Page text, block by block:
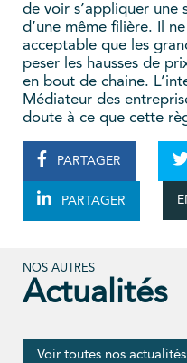
de voir s’appliquer une
d’une même filière. Il
acceptable que les
peser les hausses de
en bout de chaine.
Médiateur des
doute à ce que cette
PARTAGER
PARTAGER
NOS AUTRES
Actualités
Voir toutes nos actualités